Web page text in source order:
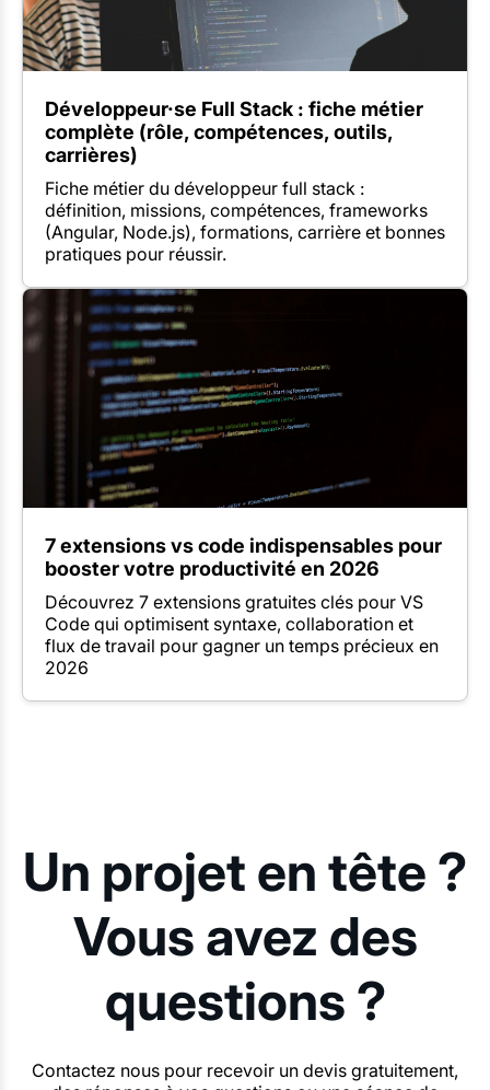
Développeur·se Full Stack : fiche métier
complète (rôle, compétences, outils,
carrières)
Fiche métier du développeur full stack :
définition, missions, compétences, frameworks
(Angular, Node.js), formations, carrière et bonnes
pratiques pour réussir.
7 extensions vs code indispensables pour
booster votre productivité en 2026
Découvrez 7 extensions gratuites clés pour VS
Code qui optimisent syntaxe, collaboration et
flux de travail pour gagner un temps précieux en
2026
Un projet en tête ?
Vous avez des
questions ?
Contactez nous pour recevoir un devis gratuitement,